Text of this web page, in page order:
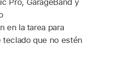
Logic Remote.
haz clic en la flecha
Pro, GarageBand y
en la tarea para
que no estén